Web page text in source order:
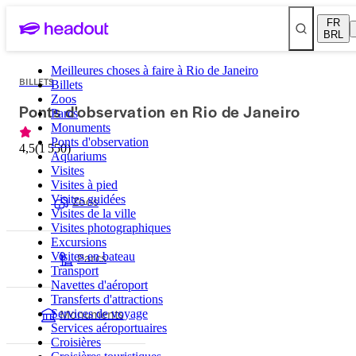
FR
BRL
Meilleures choses à faire à Rio de Janeiro
Billets
Zoos
Parcs
Monuments
Ponts d'observation
Aquariums
Visites
Visites à pied
Visites guidées
Visites de la ville
Visites photographiques
Excursions
Visites en bateau
Transport
Navettes d'aéroport
Transferts d'attractions
Services de voyage
Services aéroportuaires
Croisières
BILLETS
Ponts d'observation en Rio de Janeiro
4,5(1 550)
Zoos
Parcs
Monuments